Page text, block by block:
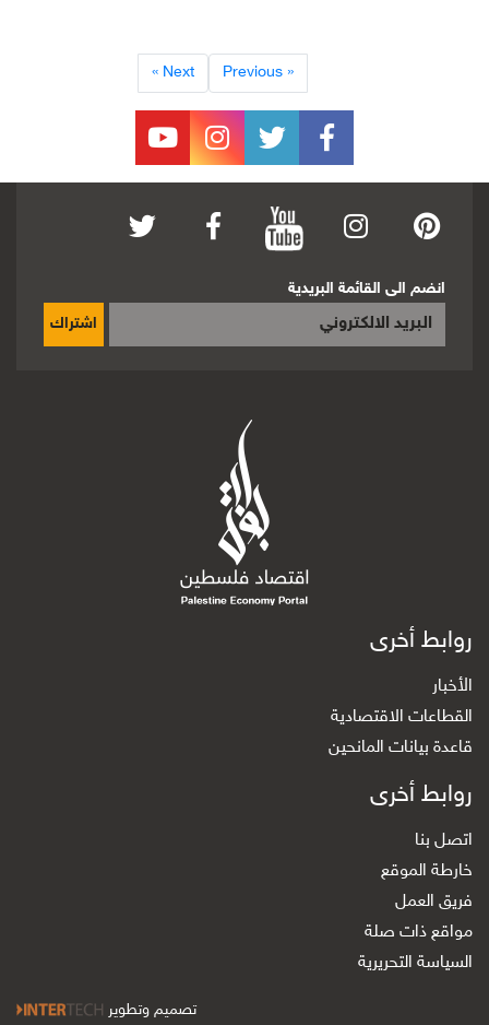
« Previous
Next »
انضم الى القائمة البريدية
اشتراك
روابط أخرى
الأخبار
القطاعات الاقتصادية
قاعدة بيانات المانحين
روابط أخرى
اتصل بنا
خارطة الموقع
فريق العمل
مواقع ذات صلة
السياسة التحريرية
تصميم وتطوير